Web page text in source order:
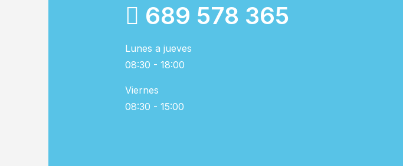
689 578 365
Lunes a jueves
08:30 - 18:00
Viernes
08:30 - 15:00